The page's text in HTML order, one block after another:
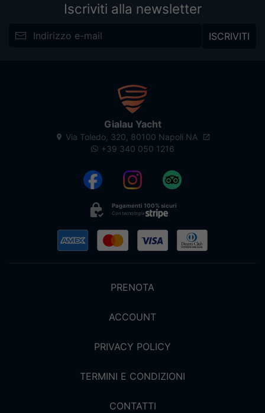
Iscriviti alla newsletter
ISCRIVITI
Gialau Yacht
Via Toledo, 320, 80100 Napoli NA
+39 340 050 1216
Pagamenti 100% sicuri
Con tecnologia
PRENOTA
ACCOUNT
PRIVACY POLICY
TERMINI E CONDIZIONI
CONTATTI